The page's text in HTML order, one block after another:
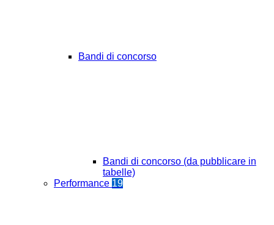
Bandi di concorso
Bandi di concorso (da pubblicare in
tabelle)
Performance 19